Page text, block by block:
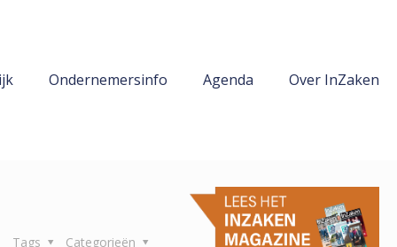
Ondernemersinfo Agenda Over InZaken
Categorieën
Tags